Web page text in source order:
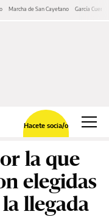
Marcha de San Cayetano García Cuerva
Hacete socia/o
la que
elegidas
llegada